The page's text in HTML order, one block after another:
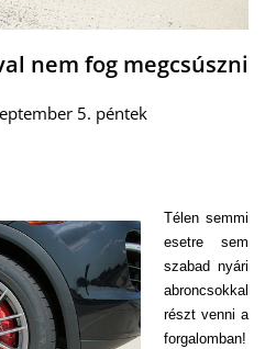
nem fog megcsúszni
5. péntek
Télen semmi
esetre sem
szabad nyári
abroncsokkal
részt venni a
forgalomban!